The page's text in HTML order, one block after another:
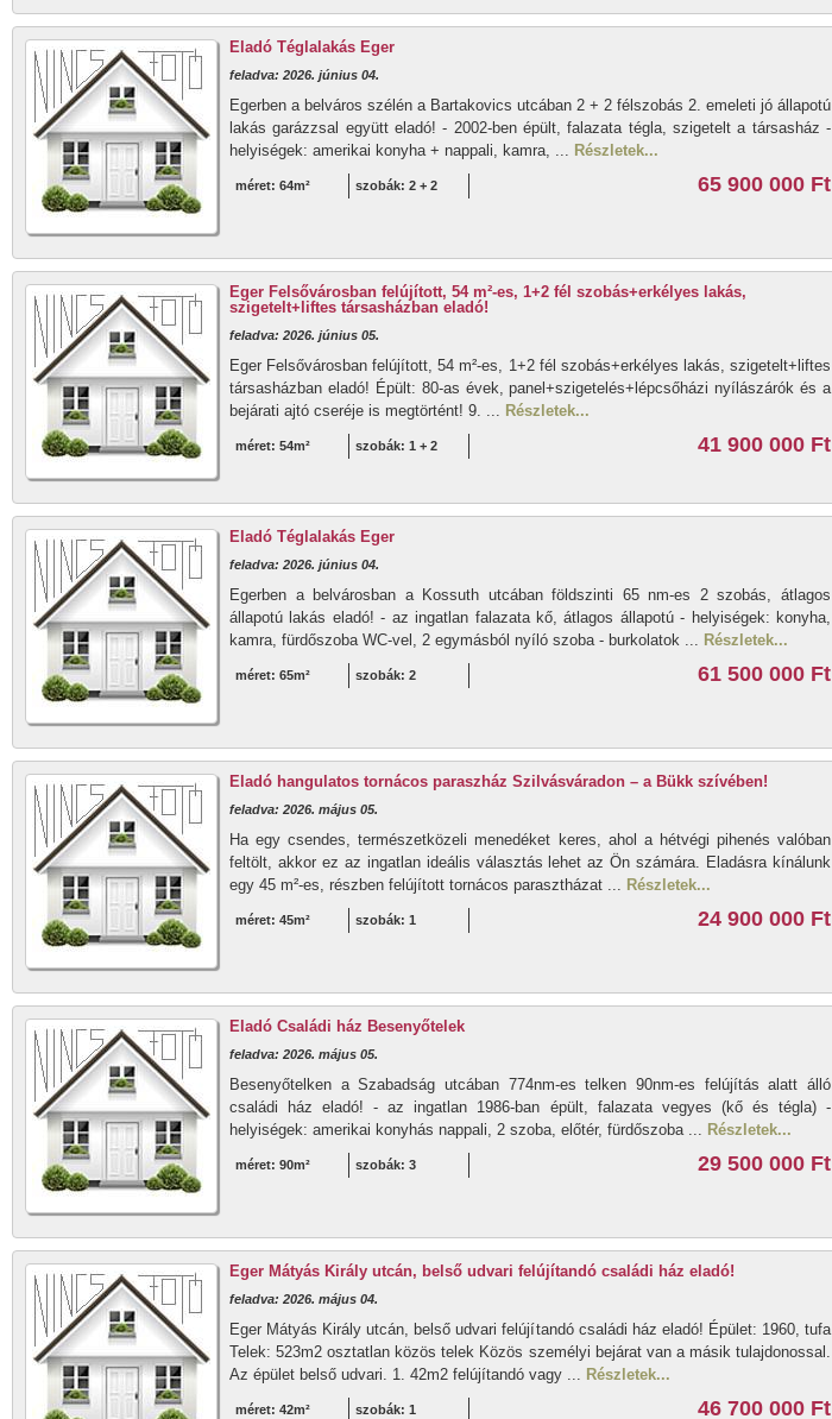
Eladó Téglalakás Eger
feladva: 2026. június 04.
Egerben a belváros szélén a Bartakovics utcában 2 + 2 félszobás 2. emeleti jó állapotú
lakás garázzsal együtt eladó! - 2002-ben épült, falazata tégla, szigetelt a társasház -
helyiségek: amerikai konyha + nappali, kamra, ... Részletek...
méret: 64m² szobák: 2 + 2 65 900 000 Ft
Eger Felsővárosban felújított, 54 m²-es, 1+2 fél szobás+erkélyes lakás,
szigetelt+liftes társasházban eladó!
feladva: 2026. június 05.
Eger Felsővárosban felújított, 54 m²-es, 1+2 fél szobás+erkélyes lakás, szigetelt+liftes
társasházban eladó! Épült: 80-as évek, panel+szigetelés+lépcsőházi nyílászárók és a
bejárati ajtó cseréje is megtörtént! 9. ... Részletek...
méret: 54m² szobák: 1 + 2 41 900 000 Ft
Eladó Téglalakás Eger
feladva: 2026. június 04.
Egerben a belvárosban a Kossuth utcában földszinti 65 nm-es 2 szobás, átlagos
állapotú lakás eladó! - az ingatlan falazata kő, átlagos állapotú - helyiségek: konyha,
kamra, fürdőszoba WC-vel, 2 egymásból nyíló szoba - burkolatok ... Részletek...
méret: 65m² szobák: 2 61 500 000 Ft
Eladó hangulatos tornácos paraszház Szilvásváradon – a Bükk szívében!
feladva: 2026. május 05.
Ha egy csendes, természetközeli menedéket keres, ahol a hétvégi pihenés valóban
feltölt, akkor ez az ingatlan ideális választás lehet az Ön számára. Eladásra kínálunk
egy 45 m²-es, részben felújított tornácos parasztházat ... Részletek...
méret: 45m² szobák: 1 24 900 000 Ft
Eladó Családi ház Besenyőtelek
feladva: 2026. május 05.
Besenyőtelken a Szabadság utcában 774nm-es telken 90nm-es felújítás alatt álló
családi ház eladó! - az ingatlan 1986-ban épült, falazata vegyes (kő és tégla) -
helyiségek: amerikai konyhás nappali, 2 szoba, előtér, fürdőszoba ... Részletek...
méret: 90m² szobák: 3 29 500 000 Ft
Eger Mátyás Király utcán, belső udvari felújítandó családi ház eladó!
feladva: 2026. május 04.
Eger Mátyás Király utcán, belső udvari felújítandó családi ház eladó! Épület: 1960, tufa
Telek: 523m2 osztatlan közös telek Közös személyi bejárat van a másik tulajdonossal.
Az épület belső udvari. 1. 42m2 felújítandó vagy ... Részletek...
méret: 42m² szobák: 1 46 700 000 Ft